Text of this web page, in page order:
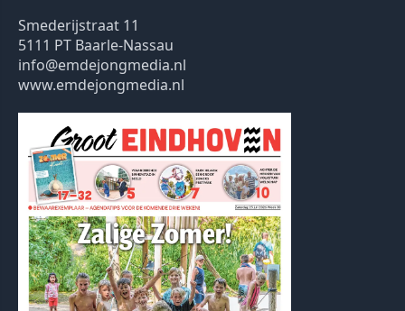
Smederijstraat 11
5111 PT Baarle-Nassau
info@emdejongmedia.nl
www.emdejongmedia.nl